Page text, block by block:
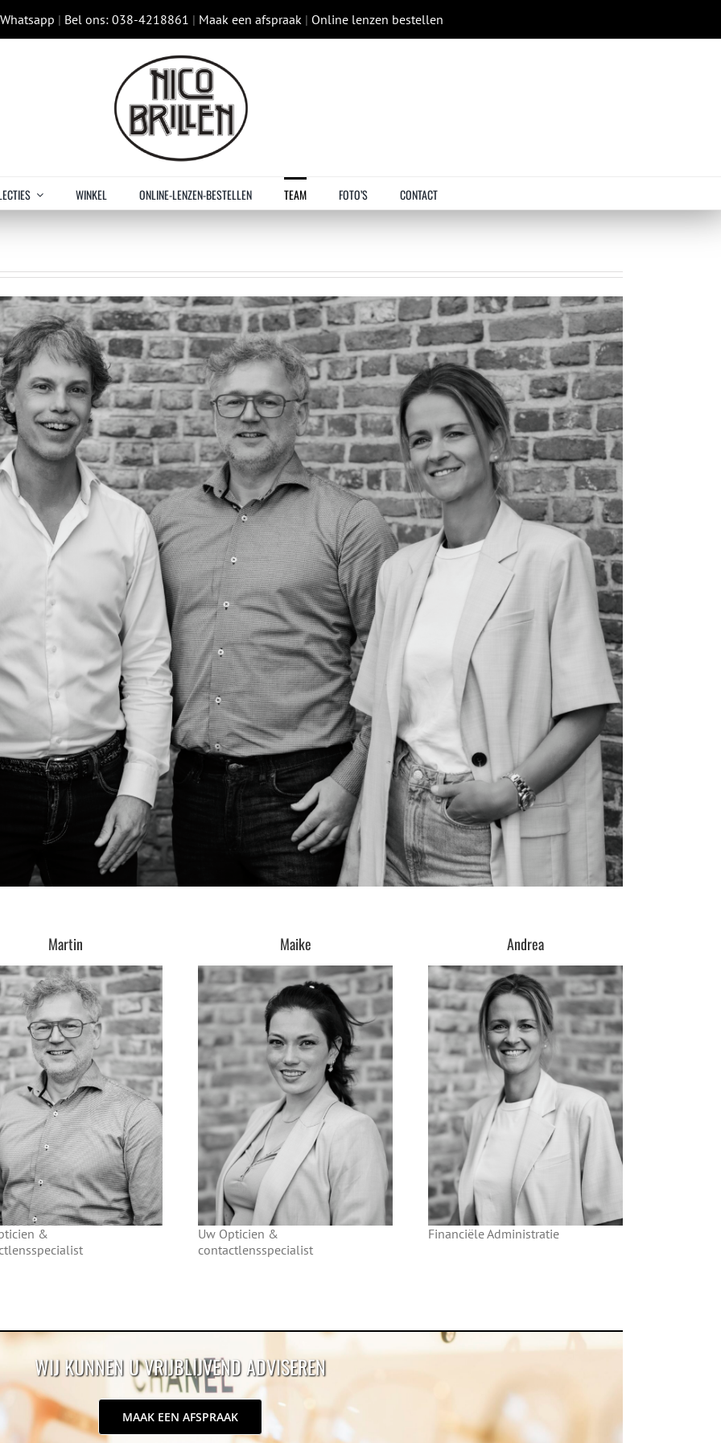
| Bel ons: 038-4218861 | Maak een afspraak| Online lenzen bestellen
WINKEL ONLINE-LENZEN-BESTELLEN TEAM FOTO’S CONTACT
Martin
&
Maike
Uw Opticien &
contactlensspecialist
Andrea
Financiële Administratie
WIJ KUNNEN U VRIJBLIJVEND ADVISEREN
MAAK EEN AFSPRAAK